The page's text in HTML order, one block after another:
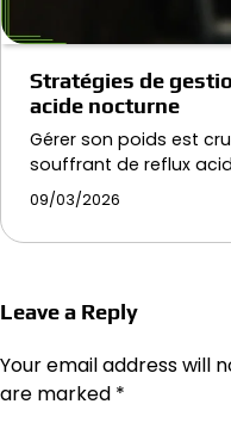
Stratégies de
acide nocturne
Gérer son poids est
souffrant de reflux
09/03/2026
Leave a Reply
Your email address will
are marked *